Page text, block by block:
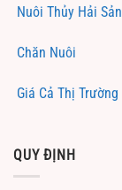
Nuôi Thủy Hải Sản
Chăn Nuôi
Giá Cả Thị Trường
QUY ĐỊNH